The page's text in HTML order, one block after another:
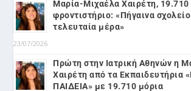
Μαρία-Μιχαέλα Χαιρέτη, 19.710
φροντιστήριο: «Πήγαινα
τελευταία μέρα»
23/07/2026
Πρώτη στην Ιατρική Αθηνών η
Χαιρέτη από τα Εκπαιδευτήρια
ΠΑΙΔΕΙΑ» με 19.710 μόρια